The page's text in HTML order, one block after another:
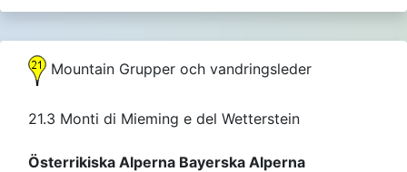
Mountain Grupper och vandringsleder
21.3 Monti di Mieming e del Wetterstein
Österrikiska Alperna Bayerska Alperna